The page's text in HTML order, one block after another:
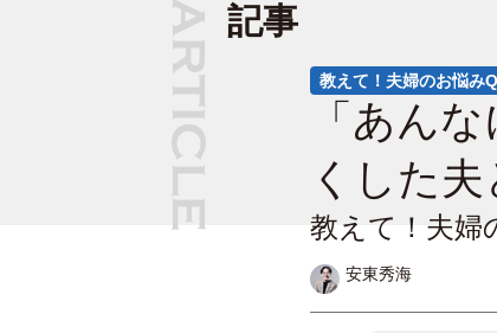
記事
教えて！夫婦のお悩み
「あん
くした
教えて！夫
安東秀海